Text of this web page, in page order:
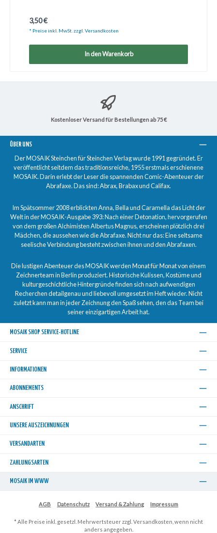
Regulärer Preis:
3,50 €
* Preise inkl. MwSt. zzgl. Versandkosten
In den Warenkorb
Kostenloser Versand für Bestellungen ab 75 €
ÜBER UNS
Der MOSAIK Steinchen für Steinchen Verlag wurde 1991 gegründet. Er
veröffentlicht seitdem das traditionsreiche, 1955 erstmals erschienene
MOSAIK. Darin erlebt der Leser die spannenden Comic-Abenteuer der
Abrafaxe. Das sind: Abrax, Brabax und Califax.
Im Spätsommer 2008 erblickten Anna, Bella und Caramella das Licht der
Welt in der MOSAIK-Ausgabe 393: Nach einer Detonation, hervorgerufen
von dem großen Alchimisten Albertus Magnus, erscheinen plötzlich drei
Mädchen, die aussehen wie die Abrafaxe. Nicht nur das: Eine seltsame
seelische Verbindung besteht zwischen ihnen und den Abrafaxen.
Die lustigen Abenteuer des MOSAIK werden Monat für Monat von einem
Zeichnerteam in Berlin produziert. Historische Kulissen, Kostüme und
kulturgeschichtliche Hintergründe finden sich nach aufwendigen
Recherchen detailgenau und liebevoll umgesetzt im Heft wieder. Nicht
zuletzt kann man in jeder Zeichnung den Spaß sehen, den das Team bei
seiner einzigartigen Arbeit hat.
MOSAIK SHOP SERVICE-HOTLINE
SERVICE
INFORMATIONEN
ABONNEMENTS
ANSCHRIFT
UNSERE AUSZEICHNUNGEN
VERSANDARTEN
ZAHLUNGSARTEN
MOSAIK IM WWW
AGB Datenschutz Versand & Zahlung Impressum
* Alle Preise inkl. gesetzl. Mehrwertsteuer zzgl. Versandkosten , wenn nicht
anders angegeben.